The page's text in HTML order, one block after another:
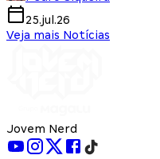
25.jul.26
Veja mais Notícias
Jovem Nerd